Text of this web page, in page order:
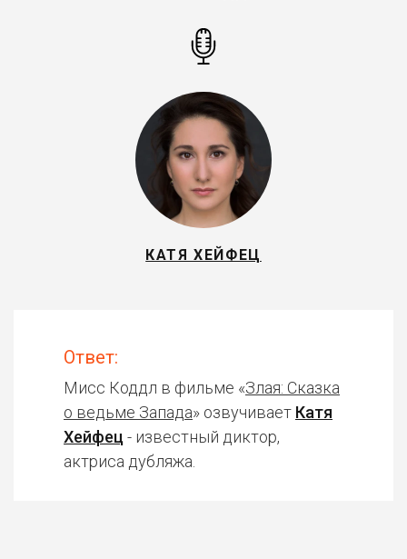
КАТЯ ХЕЙФЕЦ
Ответ:
Мисс Коддл в фильме «Злая: Сказка
о ведьме Запада» озвучивает Катя
Хейфец - известный диктор,
актриса дубляжа.